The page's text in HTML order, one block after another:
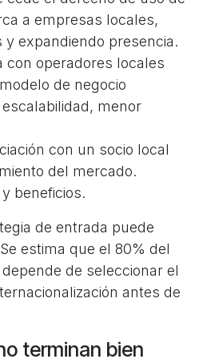
a empresas locales,
y expandiendo presencia.
con operadores locales
de negocio
menor
con un socio local
del mercado.
beneficios.
de entrada puede
estima que el 80% del
de seleccionar el
antes de
terminan bien